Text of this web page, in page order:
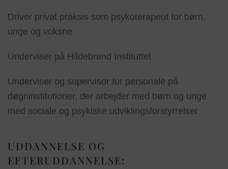
Driver privat praksis som psykoterapeut for børn,
unge og voksne
Underviser på Hildebrand Instituttet
Underviser og supervisor for personale på
døgninstitutioner, der arbejder med børn og unge
med sociale og psykiske udviklingsforstyrrelser
UDDANNELSE OG
EFTERUDDANNELSE: